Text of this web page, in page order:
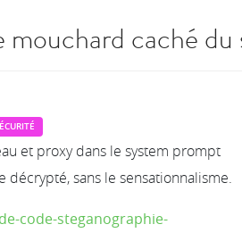
mouchard caché
et proxy dans le system prompt
sans le sensationnalisme.
code-steganographie-